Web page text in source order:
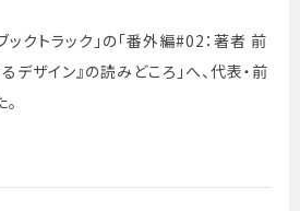
ックトラック」の「番外編#02：著者 前
デザイン』の読みどころ」へ、代表・前